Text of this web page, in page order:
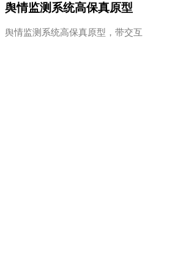
舆情监测系统高保真原型
舆情监测系统高保真原型，带交互